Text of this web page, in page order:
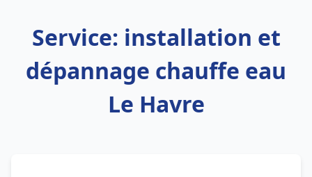
Service: installation et
dépannage chauffe eau
Le Havre